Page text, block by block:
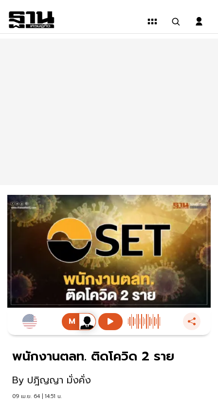
พนักงานตลท. ติดโควิด 2 ราย
By ปฎิญญา มั่งคั่ง
09 เม.ย. 64 | 14:51 น.